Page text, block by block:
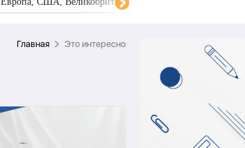
Главная Это интересно